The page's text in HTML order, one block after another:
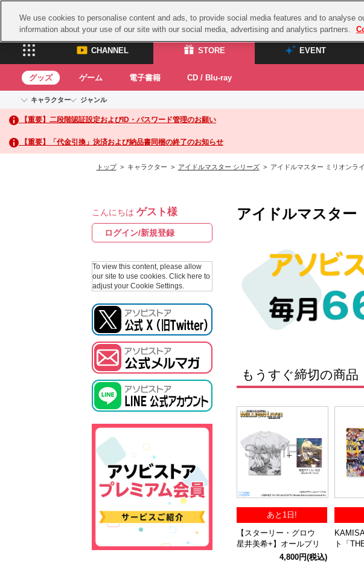
CHANNEL STORE EVENT
CHANNEL
ASOBI CHANNEL TOP
STORE
ASOBI STORE TOP
グッズ
CD / Blu-ray
グッズ ゲーム 電子書籍 CD / Blu-ray
キャラクター
アイドルマスターシリーズ
アイドルマスター
アイドルマスター シンデレラガールズ
アイドルマスター ミリオンライブ！
プロジェクトアイマス ヴイアライヴ
テイルズ オブ シリーズ
スサノオマジック
ドラゴンボール
ジャンル
イベントグッズ
トイ・ホビー
【重要】二段階認証設定およびID・パスワード管理のお願い
【重要】「代金引換」決済および納品書同梱の終了のお知らせ
トップ> キャラクター > アイドルマスター シリーズ> アイドルマスター ミリオンライ
こんにちは ゲスト様
ログイン/新規登録
To view this content, please allow
our site to use cookies. Click here to
adjust your Cookie Settings.
アイドルマスター
もうすぐ締切の商品
あと1日!
【スターリー・グロウ
星井美希+】オールプリ
ントTシャツ 限定セット/
4,800円(税込)
ト「
We use cookies to personalise content and ads, to provide social media features and to analyse
information about your use of our site with our social media, advertising and analytics partners.